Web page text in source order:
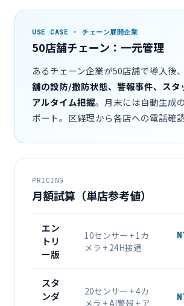
USE CASE · チェーン展開企業
50店舗チェーン：一元管理
あるチェーン企業が50店舗で導入後
舗の設防/撤防状態、警報事件、スタ
アルタイム把握。月末には自動生成
ポート。区経理から各店への電話確
PRICING
月額試算（単店参考値）
エン
トリ
ー版
10センサー + 1カ
メラ + 24H接通
スタ
ンダ
20センサー + 4カ
メラ + AI警報 + ア